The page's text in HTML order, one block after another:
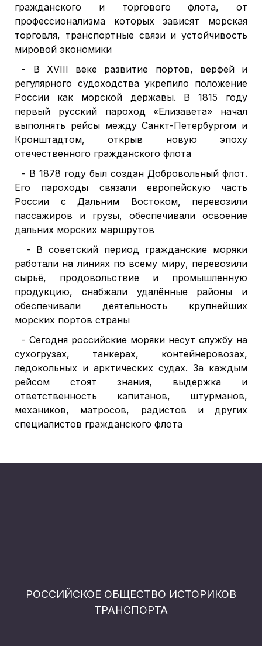
гражданского и торгового флота, от
профессионализма которых зависят морская
торговля, транспортные связи и устойчивость
мировой экономики
- В XVIII веке развитие портов, верфей и
регулярного судоходства укрепило положение
России как морской державы. В 1815 году
первый русский пароход «Елизавета» начал
выполнять рейсы между Санкт-Петербургом и
Кронштадтом, открыв новую эпоху
отечественного гражданского флота
- В 1878 году был создан Добровольный флот.
Его пароходы связали европейскую часть
России с Дальним Востоком, перевозили
пассажиров и грузы, обеспечивали освоение
дальних морских маршрутов
- В советский период гражданские моряки
работали на линиях по всему миру, перевозили
сырьё, продовольствие и промышленную
продукцию, снабжали удалённые районы и
обеспечивали деятельность крупнейших
морских портов страны
- Сегодня российские моряки несут службу на
сухогрузах, танкерах, контейнеровозах,
ледокольных и арктических судах. За каждым
рейсом стоят знания, выдержка и
ответственность капитанов, штурманов,
механиков, матросов, радистов и других
специалистов гражданского флота
РОССИЙСКОЕ ОБЩЕСТВО ИСТОРИКОВ
ТРАНСПОРТА